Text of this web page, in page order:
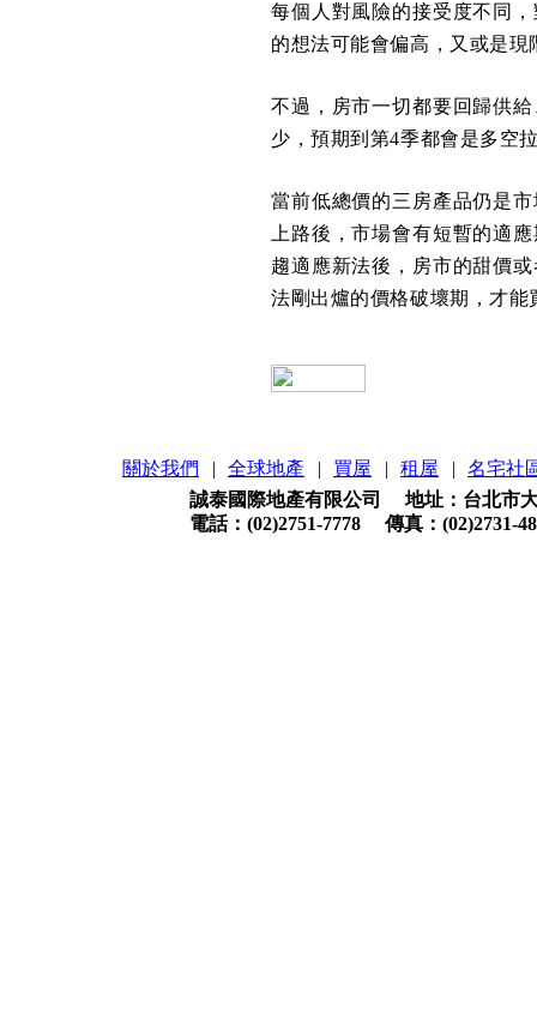
每個人對風險的接受度不同
的想法可能會偏高，又或是
不過，房市一切都要回歸供
少，預期到第4季都會是多空
當前低總價的三房產品仍是
上路後，市場會有短暫的適
趨適應新法後，房市的甜價
法剛出爐的價格破壞期，才能
關於我們 | 全球地產 | 買屋 | 租屋 |
名宅社
誠泰國際地產有限公司 地址：台北市
電話：(02)2751-7778 傳真：(02)2731-